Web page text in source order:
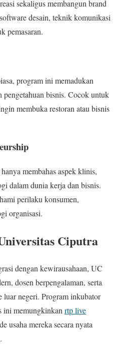
sekaligus membangun brand
desain, teknik komunikasi
pemasaran.
program ini memadukan
pengetahuan bisnis. Cocok untuk
membuka restoran atau bisnis
membahas aspek klinis,
dalam dunia kerja dan bisnis.
perilaku konsumen,
organisasi.
Ciputra
dengan kewirausahaan, UC
dosen berpengalaman, serta
luar negeri. Program inkubator
ini memungkinkan rtp live
usaha mereka secara nyata